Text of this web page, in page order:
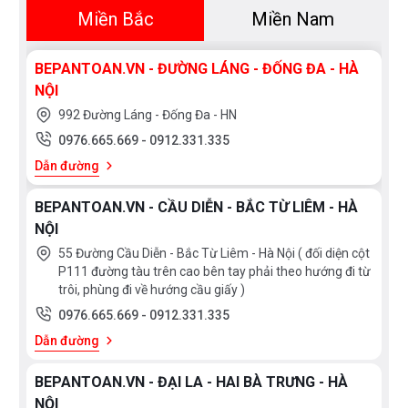
Ứng dụng:
Các hộ gia đình, Chung cư
Khách sạn, Nhà hàng, Khu Resort, Bể bơi
Đôi nét về sản phẩm
Miền Bắc Miền Nam
BEPANTOAN.VN - ĐƯỜNG LÁNG - ĐỐNG ĐA - HÀ
NỘI
992 Đường Láng - Đống Đa - HN
0976.665.669 - 0912.331.335
Dẫn đường
BEPANTOAN.VN - CẦU DIỄN - BẮC TỪ LIÊM - HÀ
NỘI
55 Đường Cầu Diễn - Bắc Từ Liêm - Hà Nội ( đối diện cột
P111 đường tàu trên cao bên tay phải theo hướng đi từ
trôi, phùng đi về hướng cầu giấy )
0976.665.669 - 0912.331.335
Dẫn đường
BEPANTOAN.VN - ĐẠI LA - HAI BÀ TRƯNG - HÀ
NỘI